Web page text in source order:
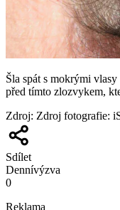
Šla spát s mokrými
před tímto zlozvykem,
Zdroj: Zdroj fotografie:
Sdílet
Dennívýzva
0
Reklama